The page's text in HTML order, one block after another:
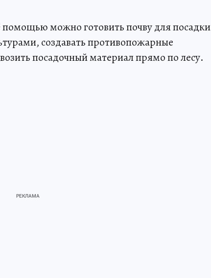
можно готовить почву для посадки
создавать противопожарные
посадочный материал прямо по лесу.